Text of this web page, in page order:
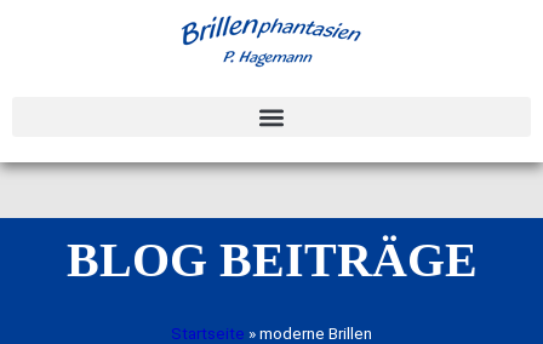
BLOG BEITRÄGE
Startseite »moderne Brillen